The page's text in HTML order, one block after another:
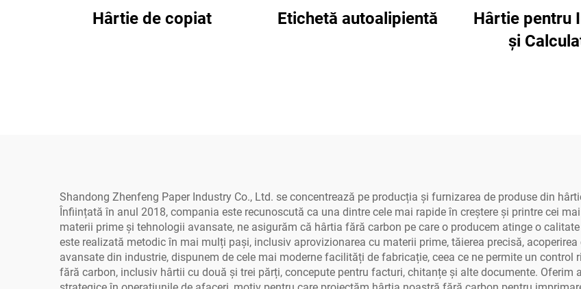
Hârtie de copiat Etichetă autoalipientă
Hârtie pentru
și
Shandong Zhenfeng Paper Industry Co., Ltd. se concentrează pe producția și furnizarea de produse din
Înființată în anul 2018, compania este recunoscută ca una dintre cele mai rapide în creștere și printre cei
materii prime și tehnologii avansate, ne asigurăm că hârtia fără carbon pe care o producem atinge o
este realizată metodic în mai mulți pași, inclusiv aprovizionarea cu materii prime, tăierea precisă,
avansate din industrie, dispunem de cele mai moderne facilități de fabricație, ceea ce ne permite un
fără carbon, inclusiv hârtii cu două și trei părți, concepute pentru facturi, chitanțe și alte documente.